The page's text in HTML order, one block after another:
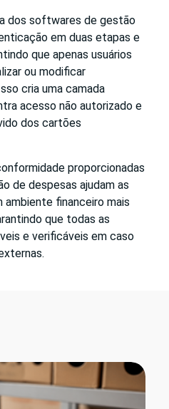
dos softwares de gestão
em duas etapas e
que apenas usuários
ou modificar
cria uma camada
acesso não autorizado e
dos cartões
proporcionadas
de despesas ajudam as
ambiente financeiro mais
que todas as
e verificáveis em caso